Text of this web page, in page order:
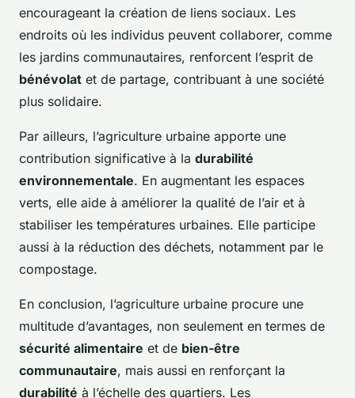
encourageant la création de liens sociaux. Les
endroits où les individus peuvent collaborer, comme
les jardins communautaires, renforcent l’esprit de
bénévolat et de partage, contribuant à une société
plus solidaire.
Par ailleurs, l’agriculture urbaine apporte une
contribution significative à la durabilité
environnementale. En augmentant les espaces
verts, elle aide à améliorer la qualité de l’air et à
stabiliser les températures urbaines. Elle participe
aussi à la réduction des déchets, notamment par le
compostage.
En conclusion, l’agriculture urbaine procure une
multitude d’avantages, non seulement en termes de
sécurité alimentaire et de bien-être
communautaire, mais aussi en renforçant la
durabilité à l’échelle des quartiers. Les